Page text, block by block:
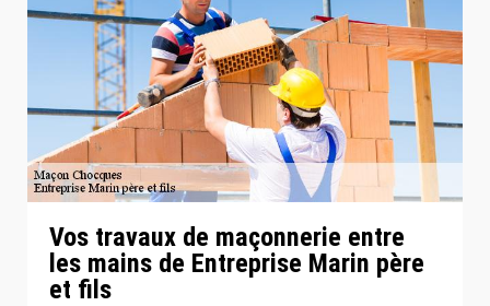
Vos travaux de maçonnerie entre
les mains de Entreprise Marin père
et fils